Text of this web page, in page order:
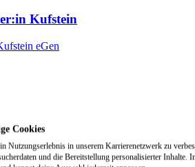
Kufstein
eGen
w/d
Cookies
Nutzungserlebnis in unserem Karrierenetzwerk zu
und die Bereitstellung personalisierter Inhalte.